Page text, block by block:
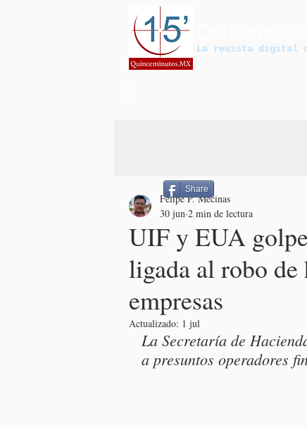
La revista digital
UIF y EUA
ligada al robo
empresas
Felipe P. Mecinas
30 jun 2 min de lectura
Actualizado: 1 jul
La Secretaría de
a presuntos operadores
Share